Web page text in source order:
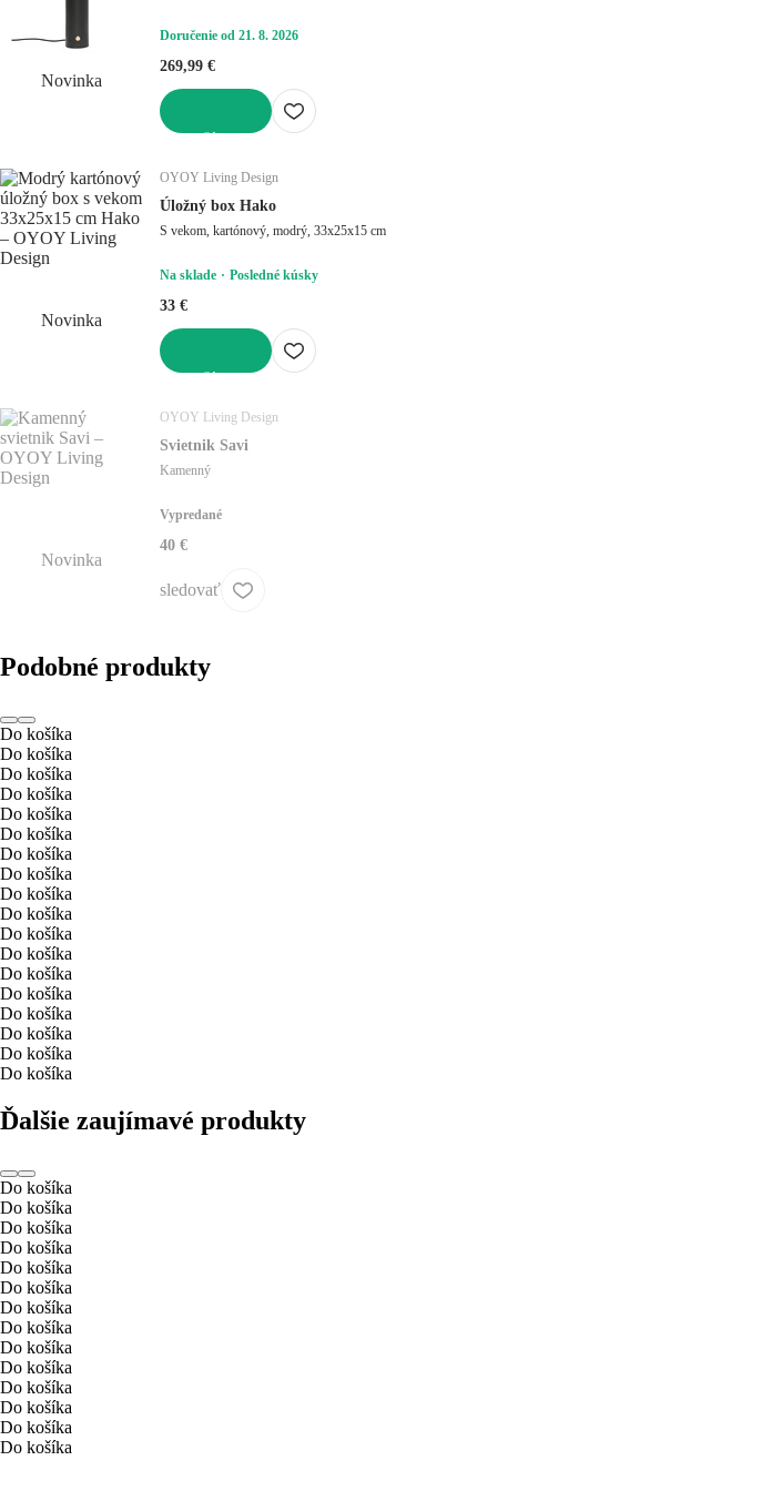
Novinka
Doručenie od 21. 8. 2026
269,99 €
Novinka
OYOY Living Design
Úložný box Hako
S vekom, kartónový, modrý, 33x25x15 cm
Na sklade Posledné kúsky
33 €
Novinka
OYOY Living Design
Svietnik Savi
Kamenný
Vypredané
40 €
sledovať
Podobné produkty
Do košíka
Do košíka
Do košíka
Do košíka
Do košíka
Do košíka
Do košíka
Do košíka
Do košíka
Do košíka
Do košíka
Do košíka
Do košíka
Do košíka
Do košíka
Do košíka
Do košíka
Do košíka
Ďalšie zaujímavé produkty
Do košíka
Do košíka
Do košíka
Do košíka
Do košíka
Do košíka
Do košíka
Do košíka
Do košíka
Do košíka
Do košíka
Do košíka
Do košíka
Do košíka